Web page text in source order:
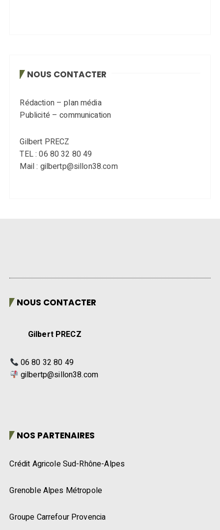
NOUS CONTACTER
Rédaction – plan média
Publicité – communication
Gilbert PRECZ
TEL : 06 80 32 80 49
Mail : gilbertp@sillon38.com
NOUS CONTACTER
Gilbert PRECZ
06 80 32 80 49
gilbertp@sillon38.com
NOS PARTENAIRES
Crédit Agricole Sud-Rhône-Alpes
Grenoble Alpes Métropole
Groupe Carrefour Provencia